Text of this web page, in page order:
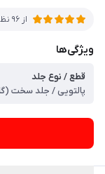
از 96 نظر
ویژگی‌ها
قطع / نوع جلد
پالتویی / جلد سخت